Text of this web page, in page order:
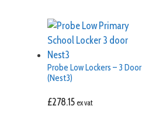
Probe Low Lockers – 3 Door
(Nest3)
£278.15 ex vat